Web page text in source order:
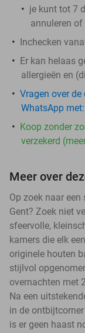
je kunt tot 7
annuleren
Inchecken
Er kan helaas
allergieën en
Vragen over
WhatsApp
Koop zonder
verzekerd
Meer over
Op zoek naar
Gent? Zoek niet
sfeervolle,
kamers die elk
originele houten
stijlvol
overnachten met
Na een
in de
is er geen haast